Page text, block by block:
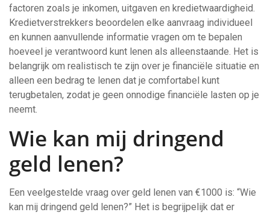
factoren zoals je inkomen, uitgaven en kredietwaardigheid.
Kredietverstrekkers beoordelen elke aanvraag individueel
en kunnen aanvullende informatie vragen om te bepalen
hoeveel je verantwoord kunt lenen als alleenstaande. Het is
belangrijk om realistisch te zijn over je financiële situatie en
alleen een bedrag te lenen dat je comfortabel kunt
terugbetalen, zodat je geen onnodige financiële lasten op je
neemt.
Wie kan mij dringend
geld lenen?
Een veelgestelde vraag over geld lenen van €1000 is: “Wie
kan mij dringend geld lenen?” Het is begrijpelijk dat er